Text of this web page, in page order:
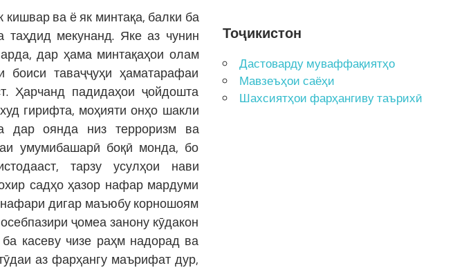
ва ё як минтақа, балки ба
мекунанд. Яке аз чунин
дар ҳама минтақаҳои олам
таваҷҷуҳи ҳаматарафаи
Ҳарчанд падидаҳои ҷойдошта
гирифта, моҳияти онҳо шакли
дар оянда низ терроризм ва
умумибашарӣ боқӣ монда, бо
тарзу усулҳои нави
садҳо ҳазор нафар мардуми
нафари дигар маъюбу корношоям
ҷомеа занону кӯдакон
касеву чизе раҳм надорад ва
аз фарҳангу маърифат дур,
Тоҷикистон
Дастоварду муваффақиятҳо
Мавзеъҳои саёҳи
Шахсиятҳои фарҳангиву таърихӣ